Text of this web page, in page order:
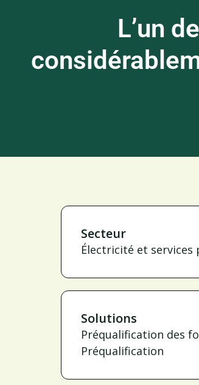
L’un
Secteur
Électricité et services
Solutions
Préqualification des
Préqualification